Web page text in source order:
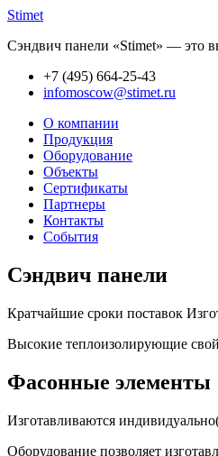
Stimet
Сэндвич панели «Stimet» — это
+7 (495) 664-25-43
infomoscow@stimet.ru
О компании
Продукция
Оборудование
Объекты
Сертификаты
Партнеры
Контакты
События
Сэндвич панели
Кратчайшие сроки поставок
Высокие теплоизолирующие
Фасонные элементы
Изготавливаются
Оборудование позволяет